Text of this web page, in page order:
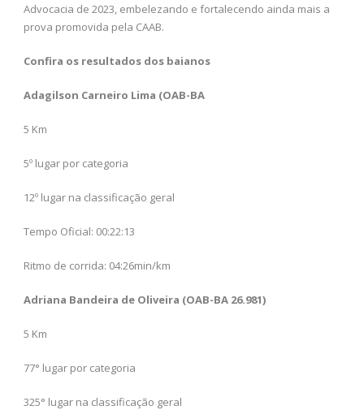
Advocacia de 2023, embelezando e fortalecendo ainda mais a
prova promovida pela CAAB.
Confira os resultados dos baianos
Adagilson Carneiro Lima (OAB-BA
5 Km
5º lugar por categoria
12º lugar na classificação geral
Tempo Oficial: 00:22:13
Ritmo de corrida: 04:26min/km
Adriana Bandeira de Oliveira (OAB-BA 26.981)
5 Km
77° lugar por categoria
325° lugar na classificação geral